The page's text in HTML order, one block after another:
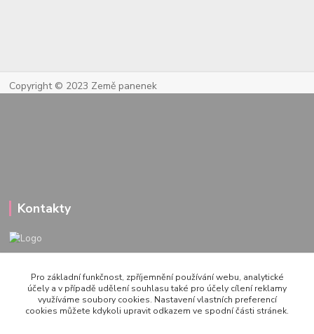
Copyright © 2023 Země panenek
Kontakty
PO-PÁ 10-20h., SO+NE 14-20h.
zemepanenek@gmail.com
Pro základní funkčnost, zpříjemnění používání webu, analytické
účely a v případě udělení souhlasu také pro účely cílení reklamy
využíváme soubory cookies. Nastavení vlastních preferencí
cookies můžete kdykoli upravit odkazem ve spodní části stránek.